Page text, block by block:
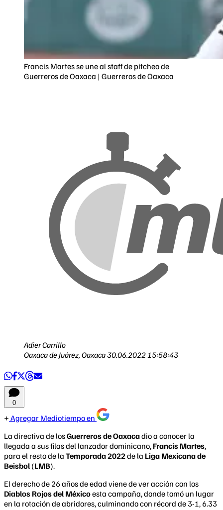
Francis Martes se une al staff de pitcheo de
Guerreros de Oaxaca | Guerreros de Oaxaca
Adier Carrillo
Oaxaca de Juárez, Oaxaca30.06.2022 15:58:43
0
Agregar Mediotiempo en
La directiva de losGuerreros de Oaxacadio a conocer la
llegada a sus filas del lanzador dominicano, Francis Martes,
para el resto de la Temporada 2022de la Liga Mexicana de
Beisbol (LMB).
El derecho de 26 años de edad viene de ver acción con los
Diablos Rojos del Méxicoesta campaña, donde tomó un lugar
en la rotación de abridores, culminando con récord de 3-1, 6.33